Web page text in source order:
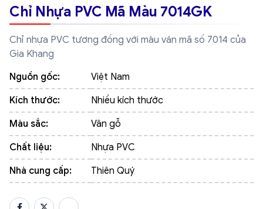
Chỉ Nhựa PVC Mã Màu 7014GK
Chỉ nhựa PVC tương đồng với màu ván mã số 7014 của
Gia Khang
Nguồn gốc:
Việt Nam
Kích thước:
Nhiều kích thước
Màu sắc:
Vân gỗ
Chất liệu:
Nhựa PVC
Nhà cung cấp:
Thiên Quý